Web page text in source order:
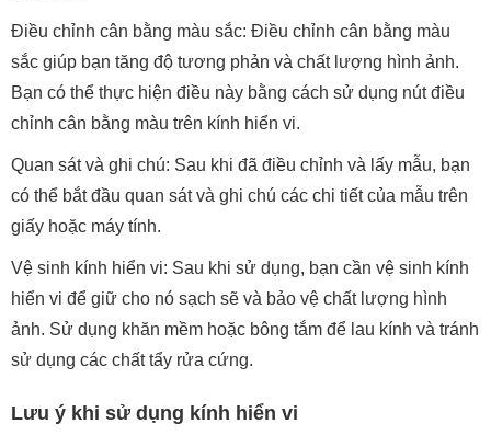
Điều chỉnh cân bằng màu sắc: Điều chỉnh cân bằng màu
sắc giúp bạn tăng độ tương phản và chất lượng hình ảnh.
Bạn có thể thực hiện điều này bằng cách sử dụng nút điều
chỉnh cân bằng màu trên kính hiển vi.
Quan sát và ghi chú: Sau khi đã điều chỉnh và lấy mẫu, bạn
có thể bắt đầu quan sát và ghi chú các chi tiết của mẫu trên
giấy hoặc máy tính.
Vệ sinh kính hiển vi: Sau khi sử dụng, bạn cần vệ sinh kính
hiển vi để giữ cho nó sạch sẽ và bảo vệ chất lượng hình
ảnh. Sử dụng khăn mềm hoặc bông tắm để lau kính và tránh
sử dụng các chất tẩy rửa cứng.
Lưu ý khi sử dụng kính hiển vi